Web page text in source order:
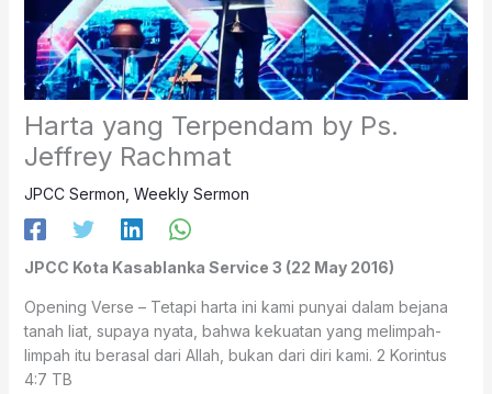
Harta yang Terpendam by Ps.
Jeffrey Rachmat
JPCC Sermon Weekly Sermon
JPCC Kota Kasablanka Service 3 (22 May 2016)
Opening Verse – Tetapi harta ini kami punyai dalam bejana
tanah liat, supaya nyata, bahwa kekuatan yang melimpah-
limpah itu berasal dari Allah, bukan dari diri kami. 2 Korintus
4:7 TB